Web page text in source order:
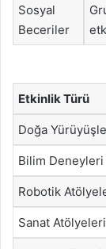
Sosyal
Beceriler
Etkinlik Türü
Doğa
Bilim Deneyleri
Robotik
Sanat Atölyeleri